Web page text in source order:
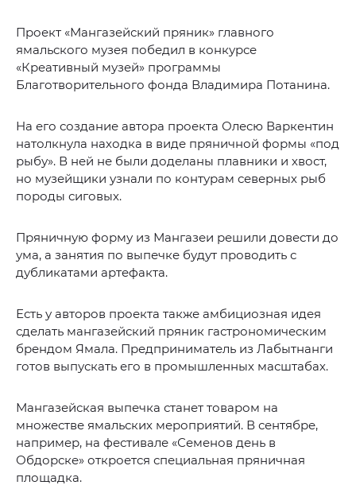
Проект «Мангазейский пряник» главного
ямальского музея победил в конкурсе
«Креативный музей» программы
Благотворительного фонда Владимира Потанина.
На его создание автора проекта Олесю Варкентин
натолкнула находка в виде пряничной формы «под
рыбу». В ней не были доделаны плавники и хвост,
но музейщики узнали по контурам северных рыб
породы сиговых.
Пряничную форму из Мангазеи решили довести до
ума, а занятия по выпечке будут проводить с
дубликатами артефакта.
Есть у авторов проекта также амбициозная идея
сделать мангазейский пряник гастрономическим
брендом Ямала. Предприниматель из Лабытнанги
готов выпускать его в промышленных масштабах.
Мангазейская выпечка станет товаром на
множестве ямальских мероприятий. В сентябре,
например, на фестивале «Семенов день в
Обдорске» откроется специальная пряничная
площадка.